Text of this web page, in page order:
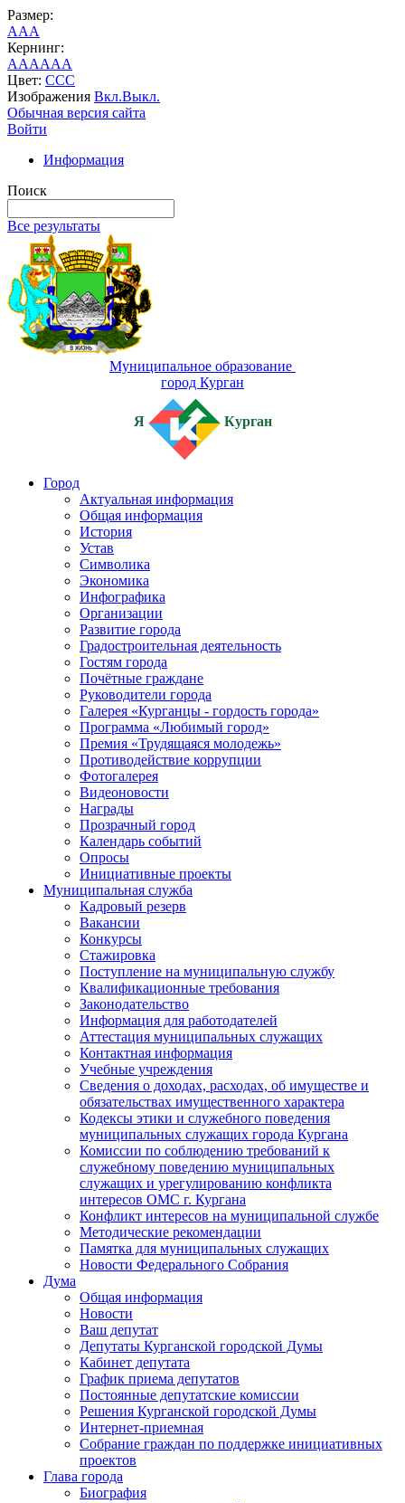
Размер:
AAA
Кернинг:
AAAAAA
Цвет: CCC
Изображения Вкл.Выкл.
Обычная версия сайта
Войти
Информация
Поиск
Все результаты
Муниципальное образование
город Курган
Я Курган
Город
Актуальная информация
Общая информация
История
Устав
Символика
Экономика
Инфографика
Организации
Развитие города
Градостроительная деятельность
Гостям города
Почётные граждане
Руководители города
Галерея «Курганцы - гордость города»
Программа «Любимый город»
Премия «Трудящаяся молодежь»
Противодействие коррупции
Фотогалерея
Видеоновости
Награды
Прозрачный город
Календарь событий
Опросы
Инициативные проекты
Муниципальная служба
Кадровый резерв
Вакансии
Конкурсы
Стажировка
Поступление на муниципальную службу
Квалификационные требования
Законодательство
Информация для работодателей
Аттестация муниципальных служащих
Контактная информация
Учебные учреждения
Сведения о доходах, расходах, об имуществе и
обязательствах имущественного характера
Кодексы этики и служебного поведения
муниципальных служащих города Кургана
Комиссии по соблюдению требований к
служебному поведению муниципальных
служащих и урегулированию конфликта
интересов ОМС г. Кургана
Конфликт интересов на муниципальной службе
Методические рекомендации
Памятка для муниципальных служащих
Новости Федерального Cобрания
Дума
Общая информация
Новости
Ваш депутат
Депутаты Курганской городской Думы
Кабинет депутата
График приема депутатов
Постоянные депутатские комиссии
Решения Курганской городской Думы
Интернет-приемная
Собрание граждан по поддержке инициативных
проектов
Глава города
Биография